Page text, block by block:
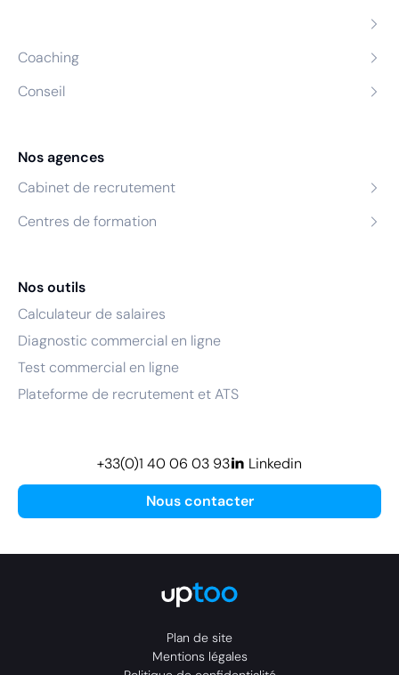
Coaching
Conseil
Nos agences
Cabinet de recrutement
Centres de formation
Nos outils
Calculateur de salaires
Diagnostic commercial en ligne
Test commercial en ligne
Plateforme de recrutement et ATS
Nous contacter
+33(0)1 40 06 03 93 Linkedin
Plan de site
Mentions légales